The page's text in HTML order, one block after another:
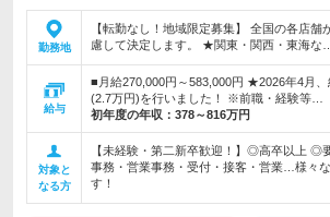
勤務地
【転勤なし！地域限定募集】 全国の各店舗
慮して決定します。 ★関東・関西・東海な…
給与
■月給270,000円～583,000円 ★2026年4月
(2.7万円)を行いました！ ※前職・経験等…
初年度の年収： 378～816万円
対象と
なる方
【未経験・第二新卒歓迎！】◎高卒以上
事務・営業事務・受付・接客・営業…様々
す！